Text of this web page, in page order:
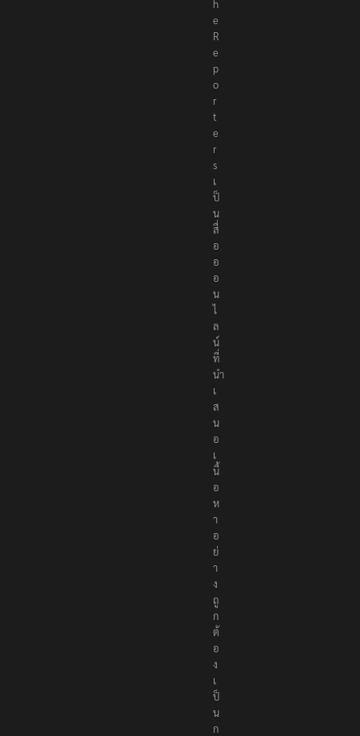
T
h
e
R
e
p
o
r
t
e
r
s
เ
ป็
น
สื่
อ
อ
อ
น
ไ
ล
น์
ที่
นำ
เ
ส
น
อ
เ
นื้
อ
ห
า
อ
ย่
า
ง
ถู
ก
ต้
อ
ง
เ
ป็
น